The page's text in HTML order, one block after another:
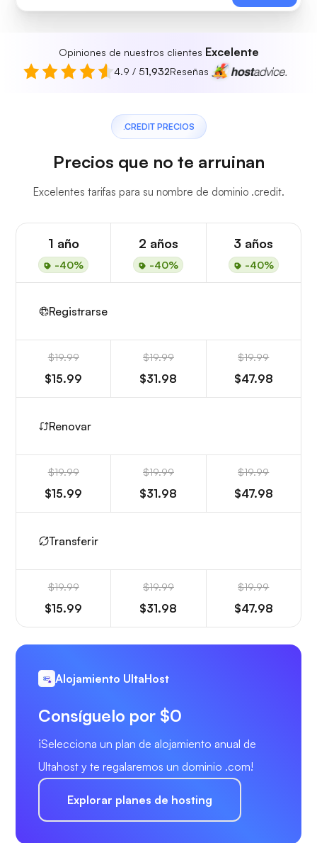
Opiniones de nuestros clientes Excelente
4.9 / 51,932Reseñas
.CREDIT PRECIOS
Precios que no te arruinan
Excelentes tarifas para su nombre de dominio .credit.
1 año
-40%
2 años
-40%
3 años
-40%
Registrarse
$19.99
$15.99
$19.99
$31.98
$19.99
$47.98
Renovar
$19.99
$15.99
$19.99
$31.98
$19.99
$47.98
Transferir
$19.99
$15.99
$19.99
$31.98
$19.99
$47.98
Alojamiento UltaHost
Consíguelo por $0
¡Selecciona un plan de alojamiento anual de
Ultahost y te regalaremos un dominio .com!
Explorar planes de hosting